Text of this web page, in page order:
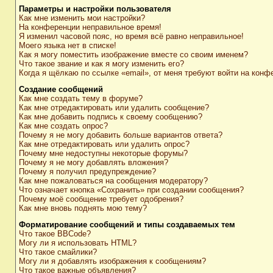
Параметры и настройки пользователя
Как мне изменить мои настройки?
На конференции неправильное время!
Я изменил часовой пояс, но время всё равно неправильное!
Моего языка нет в списке!
Как я могу поместить изображение вместе со своим именем?
Что такое звание и как я могу изменить его?
Когда я щёлкаю по ссылке «email», от меня требуют войти на
Создание сообщений
Как мне создать тему в форуме?
Как мне отредактировать или удалить сообщение?
Как мне добавить подпись к своему сообщению?
Как мне создать опрос?
Почему я не могу добавить больше вариантов ответа?
Как мне отредактировать или удалить опрос?
Почему мне недоступны некоторые форумы?
Почему я не могу добавлять вложения?
Почему я получил предупреждение?
Как мне пожаловаться на сообщения модератору?
Что означает кнопка «Сохранить» при создании сообщения?
Почему моё сообщение требует одобрения?
Как мне вновь поднять мою тему?
Форматирование сообщений и типы создаваемых тем
Что такое BBCode?
Могу ли я использовать HTML?
Что такое смайлики?
Могу ли я добавлять изображения к сообщениям?
Что такое важные объявления?